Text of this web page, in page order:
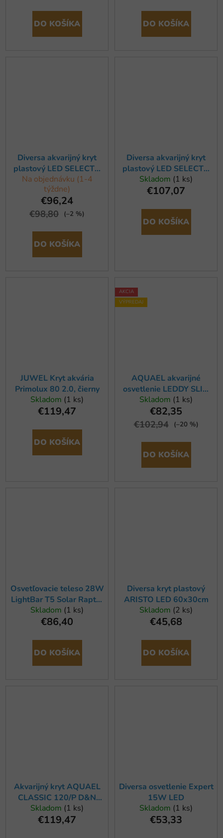
DO KOŠÍKA DO KOŠÍKA
Diversa akvarijný kryt
plastový LED SELECTO
120x40 cm vypuklý
Na objednávku (1-4
týždne)
€96,24
€98,80 (–2 %)
DO KOŠÍKA
Diversa akvarijný kryt
plastový LED SELECTO
120x50cm
Skladom (1 ks)
€107,07
DO KOŠÍKA
JUWEL Kryt akvária
Primolux 80 2.0, čierny
Skladom (1 ks)
€119,47
DO KOŠÍKA
AKCIA
VÝPREDAJ
AQUAEL akvarijné
osvetlenie LEDDY SLIM
ACTINIC 100-120cm, 36
W
Skladom (1 ks)
€82,35
€102,94 (–20 %)
DO KOŠÍKA
Osvetľovacie teleso 28W
LightBar T5 Solar Raptor
Econlux
Skladom (1 ks)
€86,40
DO KOŠÍKA
Diversa kryt plastový
ARISTO LED 60x30cm
Skladom (2 ks)
€45,68
DO KOŠÍKA
Akvarijný kryt AQUAEL
CLASSIC 120/P D&N
čierny
Skladom (1 ks)
€119,47
Diversa osvetlenie Expert
15W LED
Skladom (1 ks)
€53,33